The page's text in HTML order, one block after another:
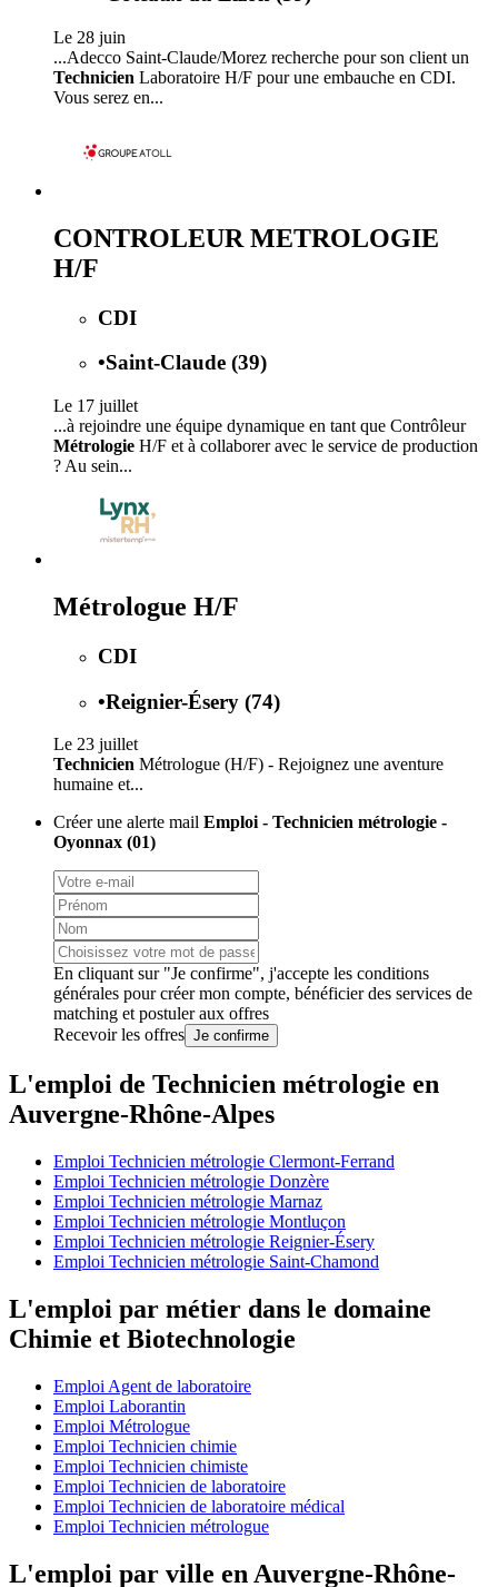
Le 28 juin
...Adecco Saint-Claude/Morez recherche pour son client un
Technicien Laboratoire H/F pour une embauche en CDI.
Vous serez en...
CONTROLEUR METROLOGIE
H/F
CDI
•Saint-Claude (39)
Le 17 juillet
...à rejoindre une équipe dynamique en tant que Contrôleur
Métrologie H/F et à collaborer avec le service de production
? Au sein...
Métrologue H/F
CDI
•Reignier-Ésery (74)
Le 23 juillet
Technicien Métrologue (H/F) - Rejoignez une aventure
humaine et...
Créer une alerte mail Emploi - Technicien métrologie -
Oyonnax (01)
En cliquant sur "Je confirme", j'accepte les conditions
générales pour créer mon compte, bénéficier des services de
matching et postuler aux offres
Recevoir les offres Je confirme
L'emploi de Technicien métrologie en
Auvergne-Rhône-Alpes
Emploi Technicien métrologie Clermont-Ferrand
Emploi Technicien métrologie Donzère
Emploi Technicien métrologie Marnaz
Emploi Technicien métrologie Montluçon
Emploi Technicien métrologie Reignier-Ésery
Emploi Technicien métrologie Saint-Chamond
L'emploi par métier dans le domaine
Chimie et Biotechnologie
Emploi Agent de laboratoire
Emploi Laborantin
Emploi Métrologue
Emploi Technicien chimie
Emploi Technicien chimiste
Emploi Technicien de laboratoire
Emploi Technicien de laboratoire médical
Emploi Technicien métrologue
L'emploi par ville en Auvergne-Rhône-